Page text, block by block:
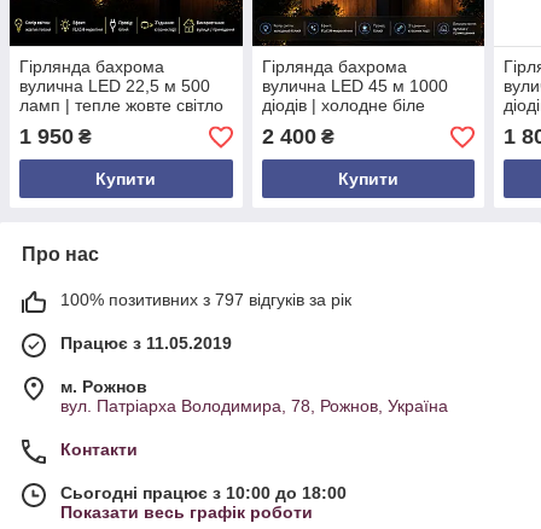
Гірлянда бахрома
вулична LED 22,5 м 500
ламп | тепле жовте світло
з Flash ефектом | білий
провід | 220 В
1 950 ₴
Купити
Гірлянда бахрома
вулична LED 45 м 1000
діодів | холодне біле
світло FLASH | IP65 | білий
провід
2 400₴
Купити
1
Про нас
100% позитивних з 797 відгуків за рік
Працює з 11.05.2019
м. Рожнов
вул. Патріарха Володимира, 78, Рожнов, Україна
Контакти
Сьогодні працює з 10:00 до 18:00
Показати весь графік роботи